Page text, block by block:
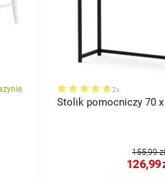
2x
Stolik pomocniczy 70
155,99 zł
126,99